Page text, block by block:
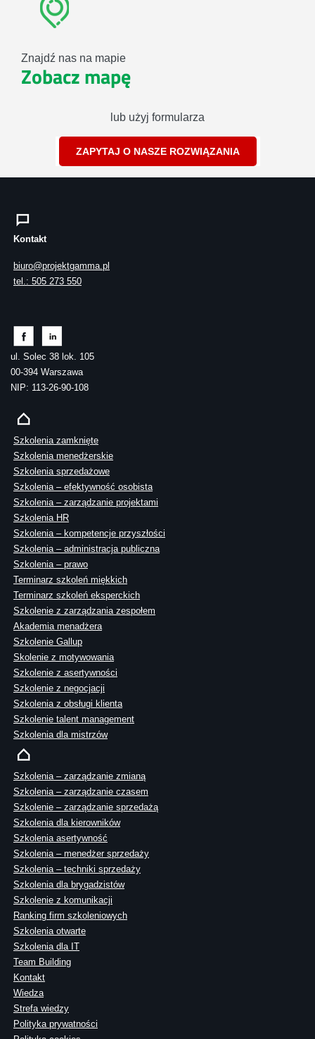
Znajdź nas na mapie
Zobacz mapę
lub użyj formularza
ZAPYTAJ O NASZE ROZWIĄZANIA
Kontakt
biuro@projektgamma.pl
tel.: 505 273 550
ul. Solec 38 lok. 105
00-394 Warszawa
NIP: 113-26-90-108
Szkolenia zamknięte
Szkolenia menedżerskie
Szkolenia sprzedażowe
Szkolenia – efektywność osobista
Szkolenia – zarządzanie projektami
Szkolenia HR
Szkolenia – kompetencje przyszłości
Szkolenia – administracja publiczna
Szkolenia – prawo
Terminarz szkoleń miękkich
Terminarz szkoleń eksperckich
Szkolenie z zarządzania zespołem
Akademia menadżera
Szkolenie Gallup
Skolenie z motywowania
Szkolenie z asertywności
Szkolenie z negocjacji
Szkolenia z obsługi klienta
Szkolenie talent management
Szkolenia dla mistrzów
Szkolenia – zarządzanie zmianą
Szkolenia – zarządzanie czasem
Szkolenie – zarządzanie sprzedażą
Szkolenia dla kierowników
Szkolenia asertywność
Szkolenia – menedżer sprzedaży
Szkolenia – techniki sprzedaży
Szkolenia dla brygadzistów
Szkolenie z komunikacji
Ranking firm szkoleniowych
Szkolenia otwarte
Szkolenia dla IT
Team Building
Kontakt
Wiedza
Strefa wiedzy
Polityka prywatności